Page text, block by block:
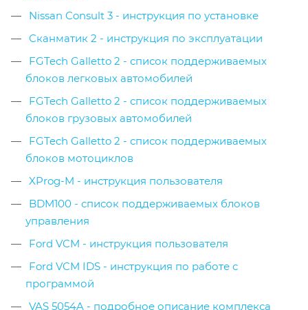
Nissan Consult 3 - инструкция по установке
Сканматик 2 - инструкция по эксплуатации
FGTech Galletto 2 - список поддерживаемых
блоков легковых автомобилей
FGTech Galletto 2 - список поддерживаемых
блоков грузовых автомобилей
FGTech Galletto 2 - список поддерживаемых
блоков мотоциклов
XProg-M - инструкция пользователя
BDM100 - список поддерживаемых блоков
управления
Ford VCM - инструкция пользователя
Ford VCM IDS - инструкция по работе с
программой
VAS 5054A - подробное описание комплекса